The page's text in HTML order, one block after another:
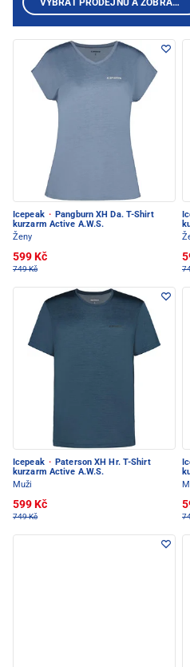
Icepeak · Pangburn XH Da. T-Shirt
kurzarm Active A.W.S.
Ženy
599 Kč
749 Kč
Icepeak · Paterson XH Hr. T-Shirt
kurzarm Active A.W.S.
Muži
599 Kč
749 Kč
VYBRAT PRODEJNU A ZOBRAZIT PRODUKTY